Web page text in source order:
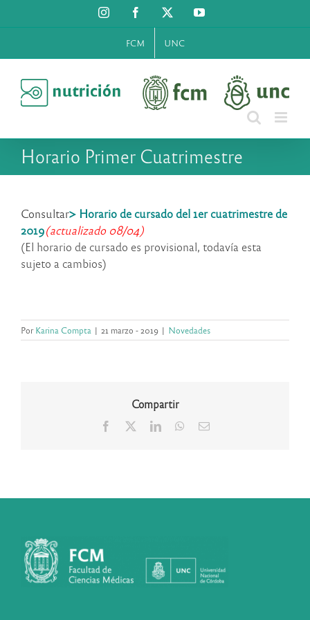
al
InstagramFacebook YouTube
FCM UNC
Horario Primer Cuatrimestre
Consultar> Horario de cursado del 1er cuatrimestre de
2019(actualizado 08/04)
(El horario de cursado es provisional, todavía esta
sujeto a cambios)
PorKarina Compta | 21 marzo - 2019 | Novedades
Compartir
Facebook LinkedInWhatsApp
Correo